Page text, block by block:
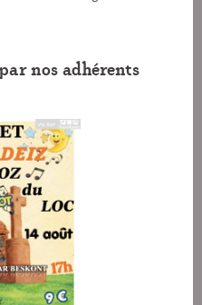
nos adhérents